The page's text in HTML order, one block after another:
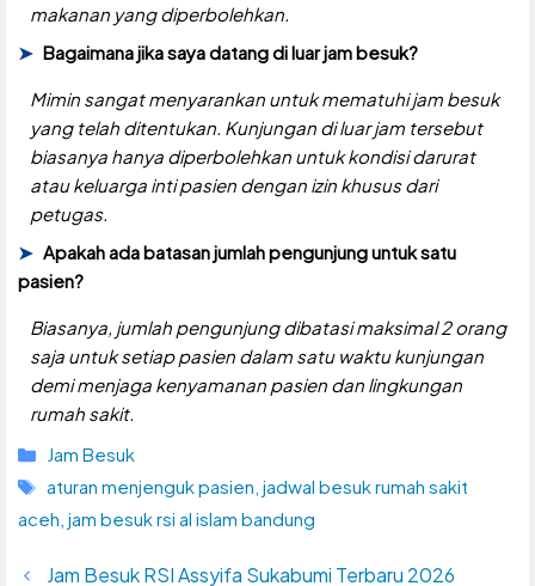
makanan yang diperbolehkan.
Bagaimana jika saya datang di luar jam besuk?
Mimin sangat menyarankan untuk mematuhi jam besuk
yang telah ditentukan. Kunjungan di luar jam tersebut
biasanya hanya diperbolehkan untuk kondisi darurat
atau keluarga inti pasien dengan izin khusus dari
petugas.
Apakah ada batasan jumlah pengunjung untuk satu
pasien?
Biasanya, jumlah pengunjung dibatasi maksimal 2 orang
saja untuk setiap pasien dalam satu waktu kunjungan
demi menjaga kenyamanan pasien dan lingkungan
rumah sakit.
Kategori
Jam Besuk
Tag
aturan menjenguk pasien jadwal besuk rumah sakit
aceh jam besuk rsi al islam bandung
Jam Besuk RSI Assyifa Sukabumi Terbaru 2026